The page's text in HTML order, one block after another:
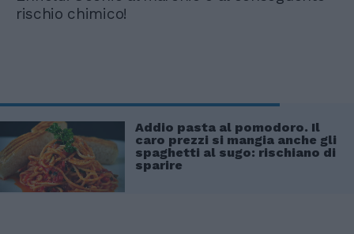
rischio chimico!
Addio pasta al pomodoro. Il
caro prezzi si mangia anche gli
spaghetti al sugo: rischiano di
sparire